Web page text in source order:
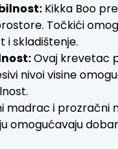
Kikka Boo
Točkići
i skladištenje.
Ovaj krevetac
nivoi visine
madrac i prozračni
omogućavaju